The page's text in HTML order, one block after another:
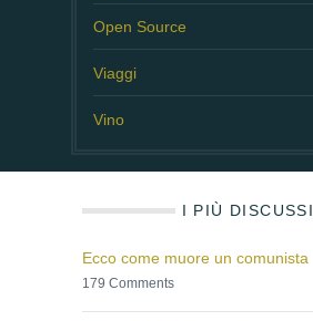
Open Source
Viaggi
Vino
I PIÙ DISCUSSI
Ecco come muore un comunista
179 Comments